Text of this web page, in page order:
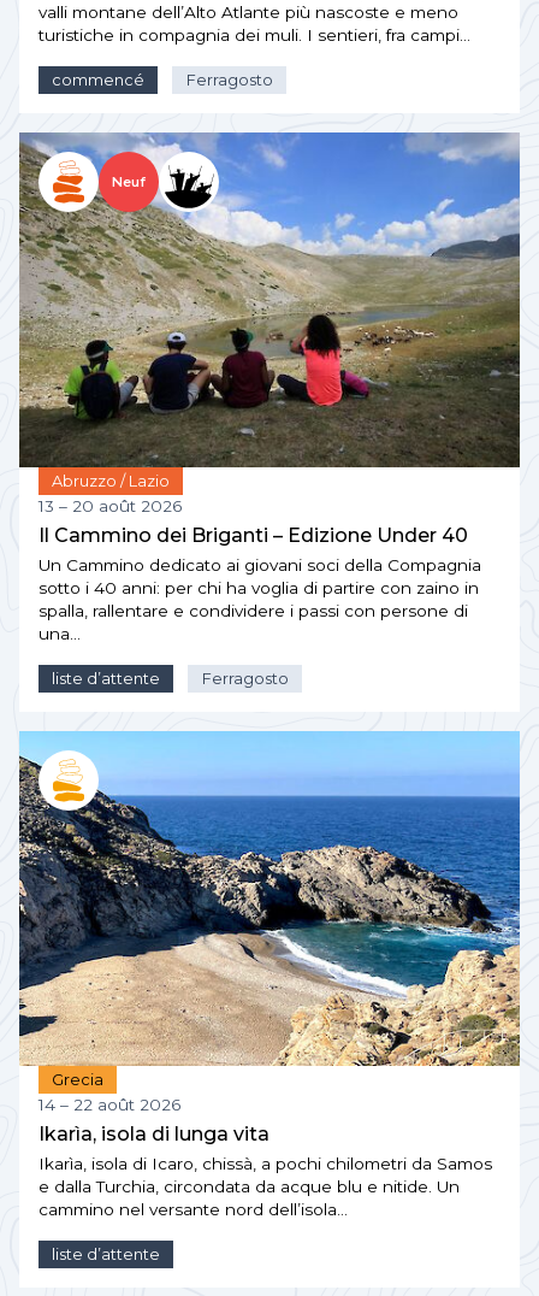
valli montane dell’Alto Atlante più nascoste e meno
turistiche in compagnia dei muli. I sentieri, fra campi…
commencé Ferragosto
Neuf
Abruzzo / Lazio
13 – 20 août 2026
Il Cammino dei Briganti – Edizione Under 40
Un Cammino dedicato ai giovani soci della Compagnia
sotto i 40 anni: per chi ha voglia di partire con zaino in
spalla, rallentare e condividere i passi con persone di
una…
liste d’attente Ferragosto
Grecia
14 – 22 août 2026
Ikarìa, isola di lunga vita
Ikarìa, isola di Icaro, chissà, a pochi chilometri da Samos
e dalla Turchia, circondata da acque blu e nitide. Un
cammino nel versante nord dell’isola…
liste d’attente